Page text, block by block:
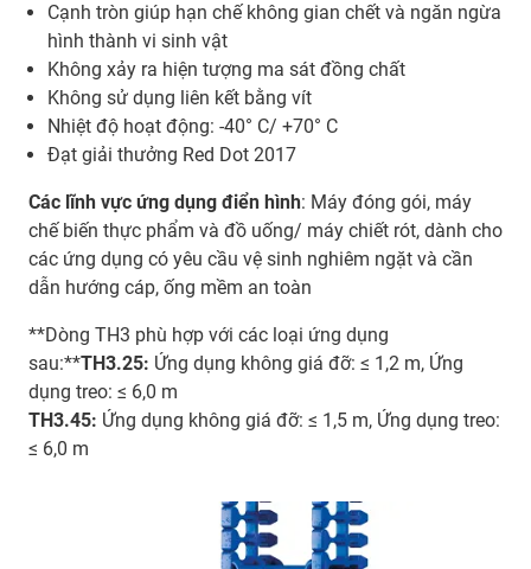
Cạnh tròn giúp hạn chế không gian chết và ngăn ngừa
hình thành vi sinh vật
Không xảy ra hiện tượng ma sát đồng chất
Không sử dụng liên kết bằng vít
Nhiệt độ hoạt động: -40° C/ +70° C
Đạt giải thưởng Red Dot 2017
Các lĩnh vực ứng dụng điển hình: Máy đóng gói, máy
chế biến thực phẩm và đồ uống/ máy chiết rót, dành cho
các ứng dụng có yêu cầu vệ sinh nghiêm ngặt và cần
dẫn hướng cáp, ống mềm an toàn
**Dòng TH3 phù hợp với các loại ứng dụng
sau:**TH3.25: Ứng dụng không giá đỡ: ≤ 1,2 m, Ứng
dụng treo: ≤ 6,0 m
TH3.45: Ứng dụng không giá đỡ: ≤ 1,5 m, Ứng dụng treo:
≤ 6,0 m